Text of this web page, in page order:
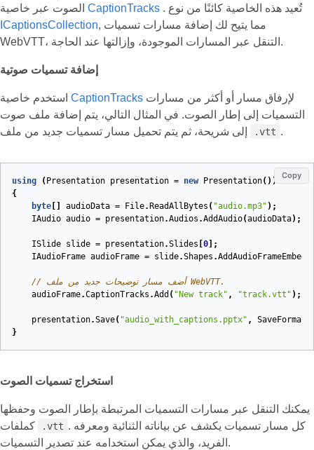
CaptionTracks
. تُعيد هذه الخاصية كائنًا من نوع
ICaptionsCollection, مما يتيح لك إضافة مسارات تسميات
WebVTT، التنقل عبر المسارات الموجودة، وإزالتها عند الحاجة.
إضافة تسميات صوتية
CaptionTracks
التسميات إلى إطار الصوت. في المثال التالي، يتم إضافة ملف صوت
.vtt .
Copy
using (Presentation presentation = new Presentation())
{
byte [] audioData = File.ReadAllBytes ( "audio.mp3" );
IAudio audio = presentation.Audios .AddAudio(audioData);
ISlide slide = presentation.Slides [0];
IAudioFrame audioFrame = slide.Shapes .
// أضف مسار توضيحات جديد من ملف WebVTT.
audioFrame.CaptionTracks .Add ( "New track" , "track.vtt" );
presentation.Save( "audio_with_captions.pptx" , SaveFormat
}
استخراج تسميات الصوت
يمكنك التنقل عبر مسارات التسميات المرتبطة بإطار الصوت وحفظها
.vtt . كل مسار تسميات يكشف عن بياناته الثنائية ومعرفه
الفريد، والذي يمكن استخدامه عند تصدير التسميات.